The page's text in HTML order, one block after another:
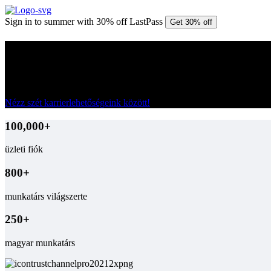
Sign in to summer with 30% off LastPass Get 30% off
Nézz szét karrierlehetőségeink között!
100,000+
üzleti fiók
800+
munkatárs világszerte
250+
magyar munkatárs